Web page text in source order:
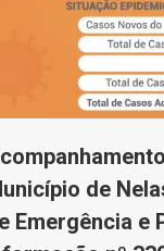
de
Emergência e